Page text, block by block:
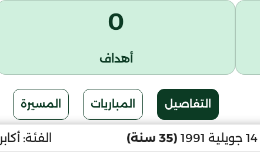
0
أهداف
التفاصيل المباريات المسيرة
(35 سنة) الفئة: أكابر